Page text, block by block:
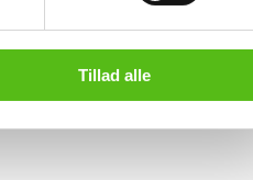
Tillad alle